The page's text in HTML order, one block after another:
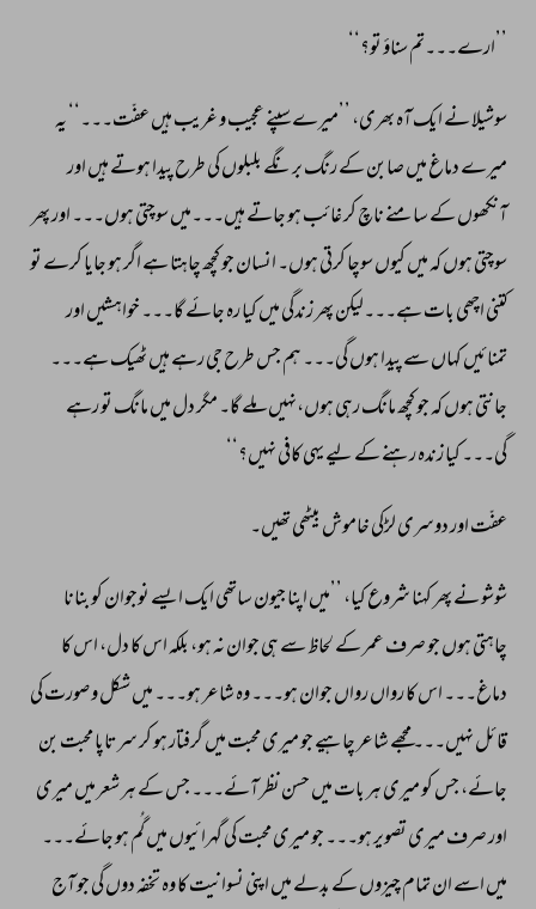
’’ارے۔۔۔تم سناؤ تو؟‘‘
سوشیلا نے ایک آہ بھری، ’’میرے سپنے عجیب و غریب ہیں عفّت۔۔۔‘‘ یہ
میرے دماغ میں صابن کے رنگ برنگے بلبلوں کی طرح پیدا ہوتے ہیں اور
آنکھوں کے سامنے ناچ کر غائب ہو جاتے ہیں۔۔۔میں سوچتی ہوں۔۔۔ اور پھر
سوچتی ہوں کہ میں کیوں سوچا کرتی ہوں۔ انسان جو کچھ چاہتا ہے اگر ہو جایا کرے تو
کتنی اچھی بات ہے۔۔۔لیکن پھر زندگی میں کیا رہ جائے گا۔۔۔ خواہشیں اور
تمنائیں کہاں سے پیدا ہوں گی۔۔۔ ہم جس طرح جی رہے ہیں ٹھیک ہے۔۔۔
جانتی ہوں کہ جو کچھ مانگ رہی ہوں،نہیں ملے گا۔ مگر دل میں مانگ تو رہے
گی۔۔۔ کیا زندہ رہنے کے لیے یہی کافی نہیں؟‘‘
عفّت اور دوسری لڑکی خاموش بیٹھی تھیں۔
شوشو نے پھر کہنا شروع کیا، ’’میں اپنا جیون ساتھی ایک ایسے نوجوان کو بنانا
چاہتی ہوں جو صرف عمر کے لحاظ سے ہی جوان نہ ہو، بلکہ اس کا دل، اس کا
دماغ۔۔۔ اس کا رواں رواں جوان ہو۔۔۔ وہ شاعر ہو۔۔۔ میں شکل و صورت کی
قائل نہیں۔۔۔ مجھے شاعر چاہیے جو میری محبت میں گرفتار ہو کر سرتاپا محبت بن
جائے، جس کو میری ہر بات میں حسن نظر آئے۔۔۔ جس کے ہر شعر میں میری
اور صرف میری تصویر ہو۔۔۔ جو میری محبت کی گہرائیوں میں گُم ہو جائے۔۔۔
میں اسے ان تمام چیزوں کے بدلے میں اپنی نسوانیت کا وہ تخفہ دوں گی جو آج